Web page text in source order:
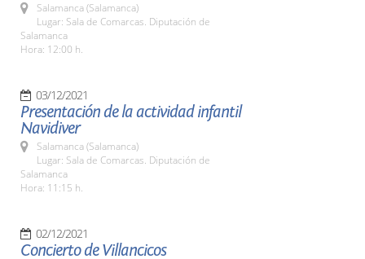
Salamanca (Salamanca)
Lugar: Sala de Comarcas. Diputación de
Salamanca
Hora: 12:00 h.
03/12/2021
Presentación de la actividad infantil
Navidiver
Salamanca (Salamanca)
Lugar: Sala de Comarcas. Diputación de
Salamanca
Hora: 11:15 h.
02/12/2021
Concierto de Villancicos